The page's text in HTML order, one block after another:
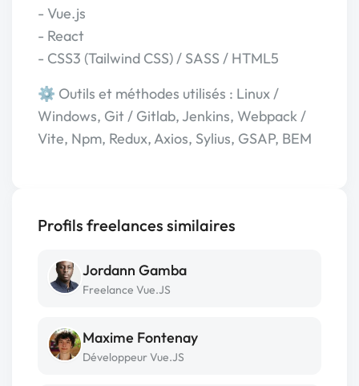
- Vue.js
- React
- CSS3 (Tailwind CSS) / SASS / HTML5
⚙️ Outils et méthodes utilisés : Linux /
Windows, Git / Gitlab, Jenkins, Webpack /
Vite, Npm, Redux, Axios, Sylius, GSAP, BEM
Profils freelances similaires
Jordann Gamba
Freelance Vue.JS
Maxime Fontenay
Développeur Vue.JS